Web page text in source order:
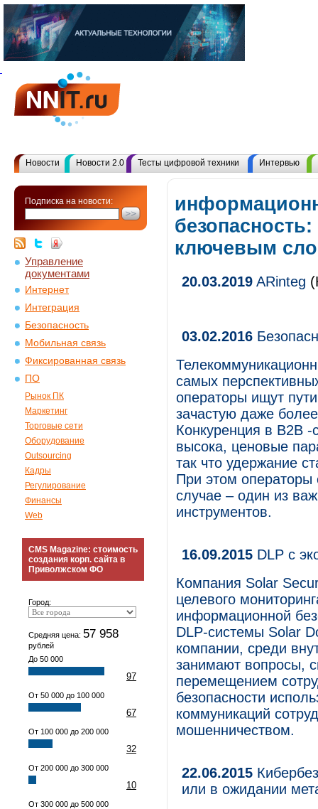
Новости Новости 2.0 Тесты цифровой техники Интервью
Подписка на новости:
Управление
документами
Интернет
Интеграция
Безопасность
Мобильная связь
Фиксированная связь
ПО
Рынок ПК
Маркетинг
Торговые сети
Оборудование
Outsourcing
Кадры
Регулирование
Финансы
Web
CMS Magazine: стоимость
создания корп. сайта в
Приволжском ФО
Город:
Средняя цена: 57 958
рублей
До 50 000
97
От 50 000 до 100 000
67
От 100 000 до 200 000
32
От 200 000 до 300 000
10
От 300 000 до 500 000
ключевым
20.03.2019 ARinteg
03.02.2016
самых
операторы ищут
зачастую даже
Конкуренция в B2B -
высока, ценовые
так что удержание
При этом операторы
случае – один из
инструментов.
16.09.2015 DLP с
Компания Solar
целевого
информационной
DLP-системы Solar
компании, среди
занимают вопросы,
перемещением
безопасности
коммуникаций
мошенничеством.
22.06.2015
или в ожидании